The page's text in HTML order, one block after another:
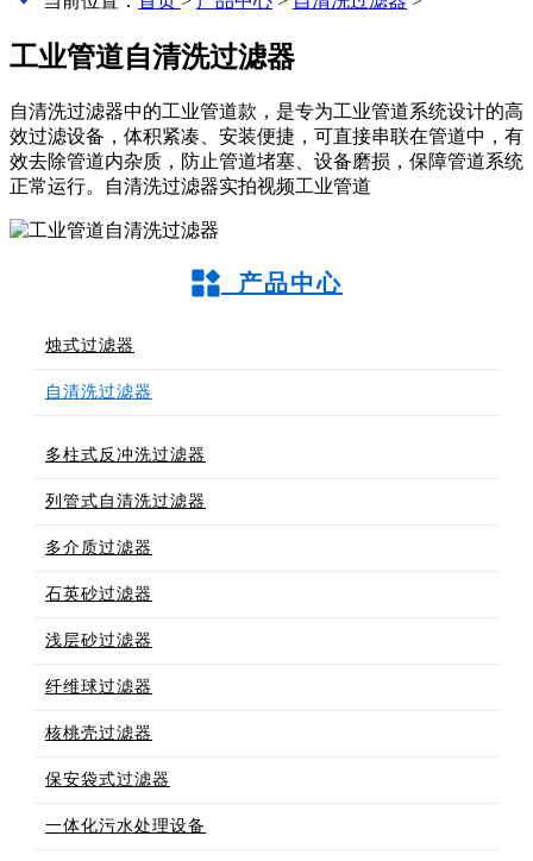
工业管道自清洗过滤器
自清洗过滤器中的工业管道款，是专为工业管道系统设计的高
效过滤设备，体积紧凑、安装便捷，可直接串联在管道中，有
效去除管道内杂质，防止管道堵塞、设备磨损，保障管道系统
正常运行。自清洗过滤器实拍视频工业管道
产品中心
烛式过滤器
自清洗过滤器
多柱式反冲洗过滤器
列管式自清洗过滤器
多介质过滤器
石英砂过滤器
浅层砂过滤器
纤维球过滤器
核桃壳过滤器
保安袋式过滤器
一体化污水处理设备